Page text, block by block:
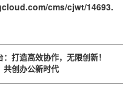
cms/cjwt/14693.
打造高效协作，无限创新！
共创办公新时代